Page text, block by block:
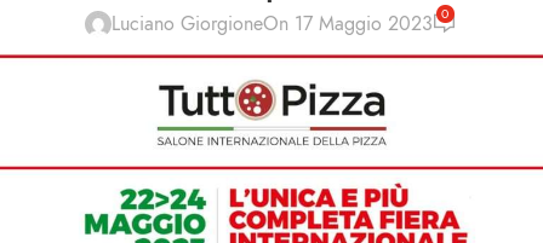
Luciano GiorgioneOn 17 Maggio 2023 0